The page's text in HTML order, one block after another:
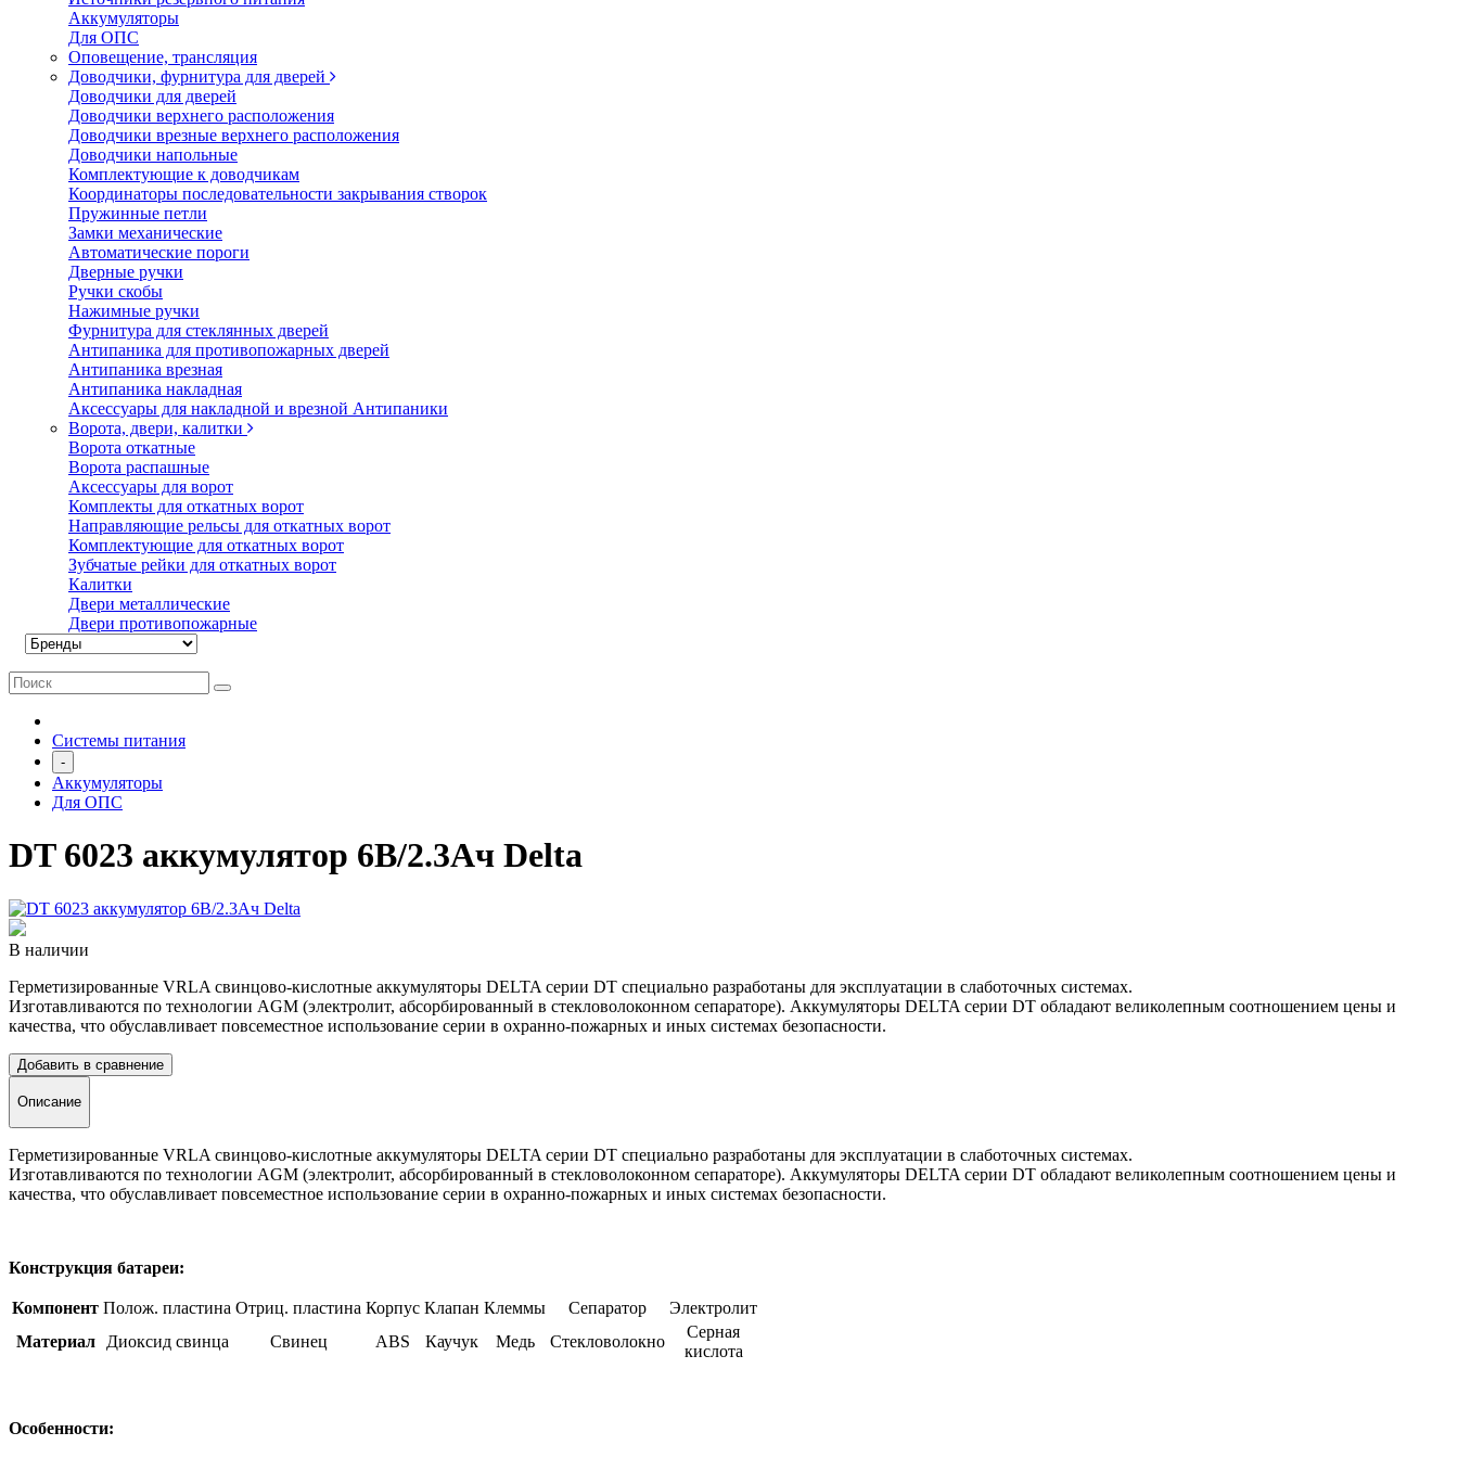
Аккумуляторы
Для ОПС
Оповещение, трансляция
Доводчики, фурнитура для дверей
Доводчики для дверей
Доводчики верхнего расположения
Доводчики врезные верхнего расположения
Доводчики напольные
Комплектующие к доводчикам
Координаторы последовательности закрывания створок
Пружинные петли
Замки механические
Автоматические пороги
Дверные ручки
Ручки скобы
Нажимные ручки
Фурнитура для стеклянных дверей
Антипаника для противопожарных дверей
Антипаника врезная
Антипаника накладная
Аксессуары для накладной и врезной Антипаники
Ворота, двери, калитки
Ворота откатные
Ворота распашные
Аксессуары для ворот
Комплекты для откатных ворот
Направляющие рельсы для откатных ворот
Комплектующие для откатных ворот
Зубчатые рейки для откатных ворот
Калитки
Двери металлические
Двери противопожарные
Системы питания
-
Аккумуляторы
Для ОПС
DT 6023 аккумулятор 6В/2.3Ач Delta
В наличии
Герметизированные VRLA свинцово-кислотные аккумуляторы DELTA серии DT специально разработаны для эксплуатации в слаботочных системах.
Изготавливаются по технологии AGM (электролит, абсорбированный в стекловолоконном сепараторе). Аккумуляторы DELTA серии DT обладают великолепным соотношением цены и
качества, что обуславливает повсеместное использование серии в охранно-пожарных и иных системах безопасности.
Добавить в сравнение
Описание
Герметизированные VRLA свинцово-кислотные аккумуляторы DELTA серии DT специально разработаны для эксплуатации в слаботочных системах.
Изготавливаются по технологии AGM (электролит, абсорбированный в стекловолоконном сепараторе). Аккумуляторы DELTA серии DT обладают великолепным соотношением цены и
качества, что обуславливает повсеместное использование серии в охранно-пожарных и иных системах безопасности.
Конструкция батареи:
Компонент Полож. пластина Отриц. пластина Корпус Клапан Клеммы Сепаратор
Электролит
Материал
Диоксид свинца Свинец ABS Каучук Медь Стекловолокно
Серная
кислота
Особенности: